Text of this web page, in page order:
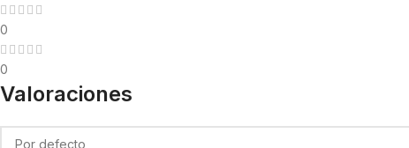
0
0
Valoraciones